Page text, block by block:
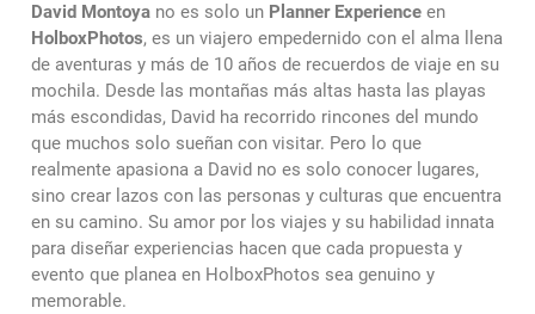
David Montoya no es solo un Planner Experience en
HolboxPhotos, es un viajero empedernido con el alma llena
de aventuras y más de 10 años de recuerdos de viaje en su
mochila. Desde las montañas más altas hasta las playas
más escondidas, David ha recorrido rincones del mundo
que muchos solo sueñan con visitar. Pero lo que
realmente apasiona a David no es solo conocer lugares,
sino crear lazos con las personas y culturas que encuentra
en su camino. Su amor por los viajes y su habilidad innata
para diseñar experiencias hacen que cada propuesta y
evento que planea en HolboxPhotos sea genuino y
memorable.